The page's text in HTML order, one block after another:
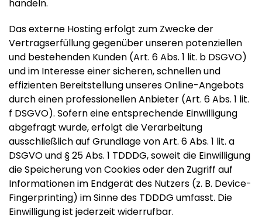
handeln.
Das externe Hosting erfolgt zum Zwecke der
Vertragserfüllung gegenüber unseren potenziellen
und bestehenden Kunden (Art. 6 Abs. 1 lit. b DSGVO)
und im Interesse einer sicheren, schnellen und
effizienten Bereitstellung unseres Online-Angebots
durch einen professionellen Anbieter (Art. 6 Abs. 1 lit.
f DSGVO). Sofern eine entsprechende Einwilligung
abgefragt wurde, erfolgt die Verarbeitung
ausschließlich auf Grundlage von Art. 6 Abs. 1 lit. a
DSGVO und § 25 Abs. 1 TDDDG, soweit die Einwilligung
die Speicherung von Cookies oder den Zugriff auf
Informationen im Endgerät des Nutzers (z. B. Device-
Fingerprinting) im Sinne des TDDDG umfasst. Die
Einwilligung ist jederzeit widerrufbar.